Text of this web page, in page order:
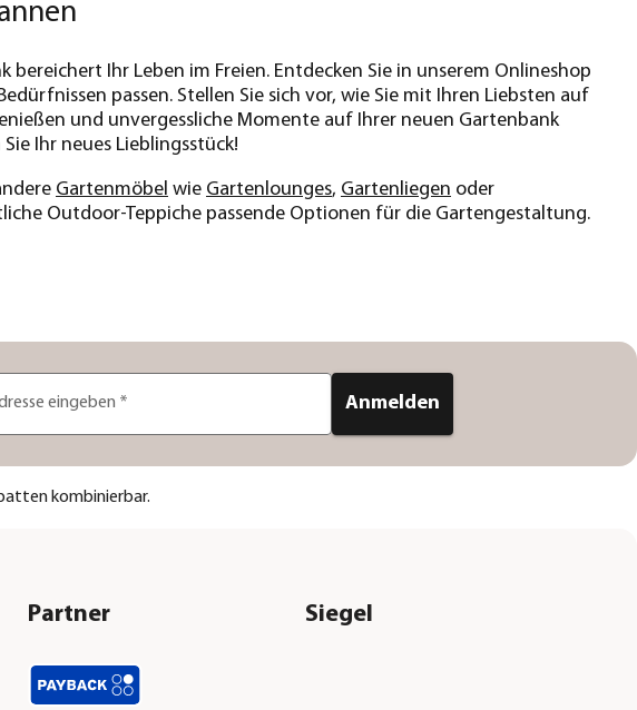
Ihr Leben im Freien. Entdecken Sie in unserem Onlineshop
passen. Stellen Sie sich vor, wie Sie mit Ihren Liebsten auf
und unvergessliche Momente auf Ihrer neuen Gartenbank
Ihr neues Lieblingsstück!
Gartenmöbel wie Gartenlounges, Gartenliegen oder
Outdoor-Teppiche passende Optionen für die Gartengestaltung.
eingeben * Anmelden
kombinierbar.
Partner Siegel